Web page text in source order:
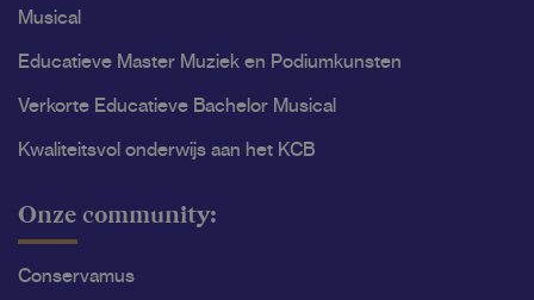
Musical
Educatieve Master Muziek en Podiumkunsten
Verkorte Educatieve Bachelor Musical
Kwaliteitsvol onderwijs aan het KCB
Onze community:
Conservamus